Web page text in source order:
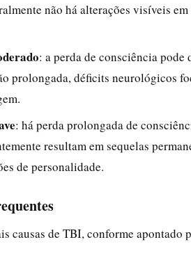
não há alterações visíveis
: a perda de consciência
prolongada, déficits neurológicos
: há perda prolongada de
resultam em sequelas
de personalidade.
causas de TBI, conforme apontado